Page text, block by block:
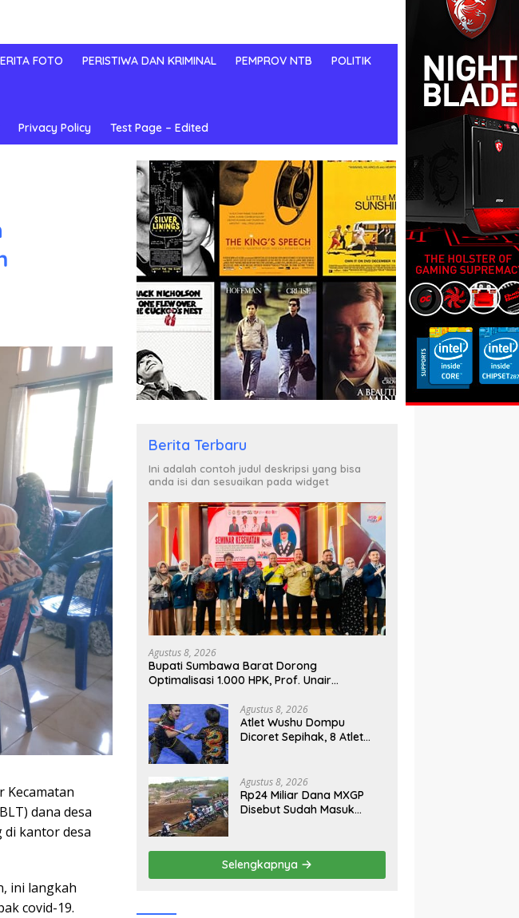
FOTO PERISTIWA DAN KRIMINAL PEMPROV NTB POLITIK
Privacy Policy Test Page – Edited
Kecamatan
dana desa
di kantor desa
ini langkah
covid-19.
Berita Terbaru
Ini adalah contoh judul deskripsi yang bisa
anda isi dan sesuaikan pada widget
Agustus 8, 2026
Bupati Sumbawa Barat Dorong
Optimalisasi 1.000 HPK, Prof. Unair
2045
Agustus 8, 2026
Atlet Wushu Dompu
Dicoret Sepihak, 8 Atlet
Porprov NTB 2026
Agustus 8, 2026
Rp24 Miliar Dana MXGP
Disebut Sudah Masuk
Utang Rp11 Miliar Belum
Dibayar?
Selengkapnya